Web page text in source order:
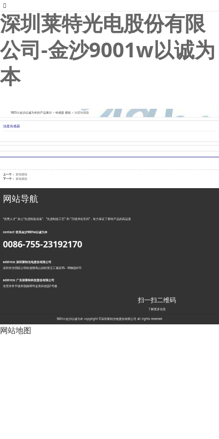
深圳莱特光电股份有限
公司-金沙9001w以诚为
本
本
9001cc金沙以诚为本的产品展示 > 传感器 模组 > 浊度传感器
浊度传感器
上一个： 探地模组
下一个： 探地模组
网站导航
“优秀人才" 加上“先进制造设备”、“先进制造工艺” 和 “万级净化车间”，有力保证了莱特产品的高品质
contact 联系金沙9001w以诚为本
0086-755-23192170
address 深圳莱特光电股份有限公司
深圳市光明區公明街道辦馬山頭村第五工素區95- -96棟园d10
address 广东深莱特科技股份有限公司
东莞市常平镇常朗路66号金美科技园1号楼
扫一扫二维码
了解更多信息
9001cc金沙以诚为本 copyright ©深圳莱特光电股份有限公司 all rights reserved
网站地图